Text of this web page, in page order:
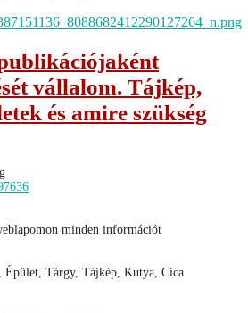
vállalom. Tájkép,
és amire szükség
minden információt
Épület, Tárgy, Tájkép, Kutya, Cica